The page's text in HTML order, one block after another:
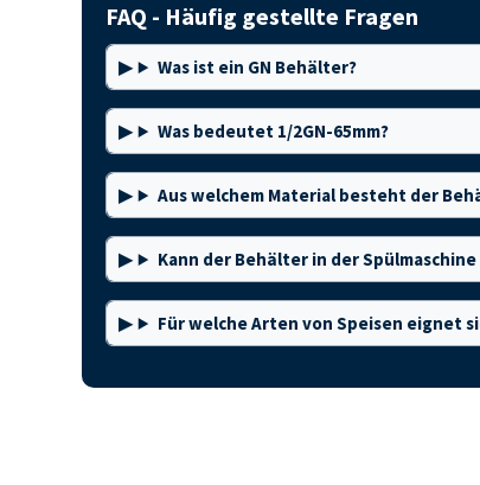
FAQ - Häufig gestellte Fragen
Was ist ein GN Behälter?
Was bedeutet 1/2GN-65mm?
Aus welchem Material besteht der
Kann der Behälter in der
Für welche Arten von Speisen eignet